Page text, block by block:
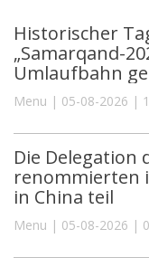
Historischer
„Samarqand-
Umlaufbahn
Menu | 05-08-2026 |
Die Delegation
renommierten
in China teil
Menu | 05-08-2026 |